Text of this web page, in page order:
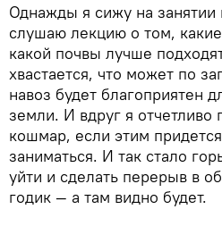
Однажды я сижу на занятии
слушаю лекцию о том,
какой почвы лучше
хвастается, что может по
навоз будет благоприятен
земли. И вдруг я отчетливо
кошмар, если этим
заниматься. И так стало
уйти и сделать перерыв в
годик — а там видно будет.